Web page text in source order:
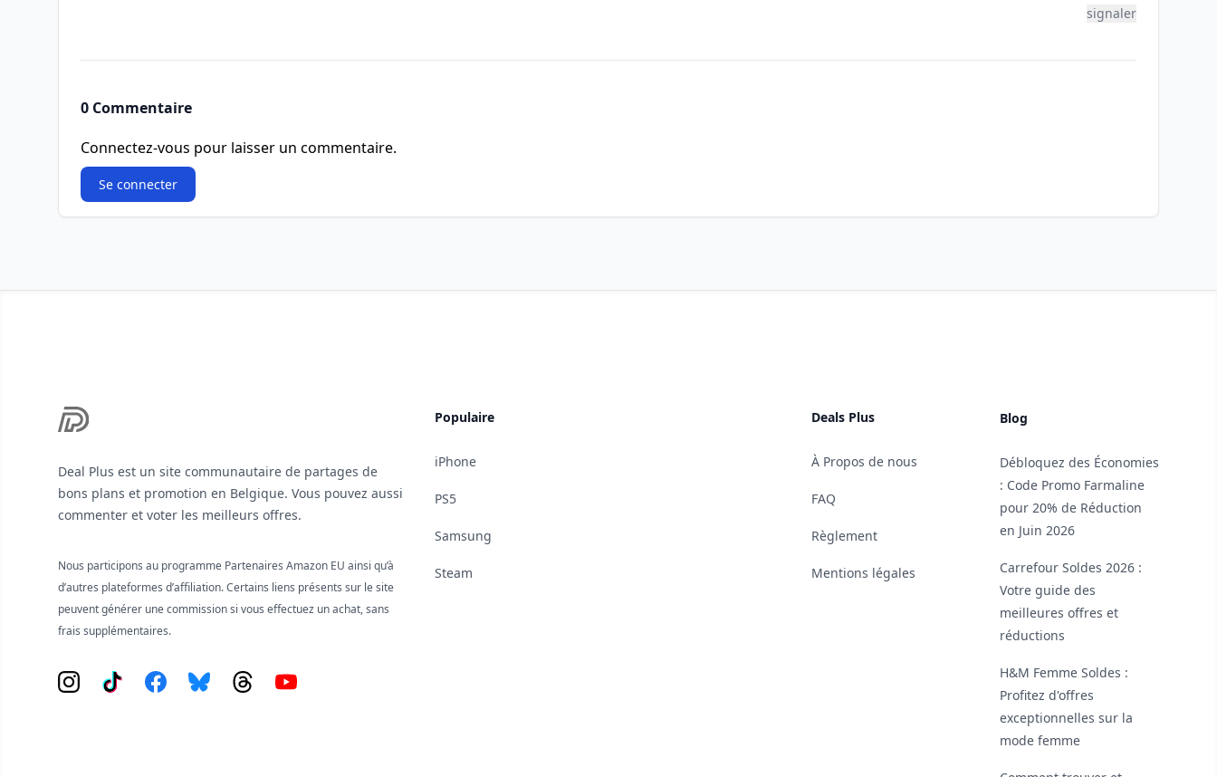
signaler
0 Commentaire
Connectez-vous pour laisser un commentaire.
Se connecter
Deal Plus est un site communautaire de partages de
bons plans et promotion en Belgique. Vous pouvez aussi
commenter et voter les meilleurs offres.
Nous participons au programme Partenaires Amazon EU ainsi qu’à
d’autres plateformes d’affiliation. Certains liens présents sur le site
peuvent générer une commission si vous effectuez un achat, sans
frais supplémentaires.
Instagram
Tiktok FacebookBlueskyThreadsYouTube
Populaire
iPhone
PS5
Samsung
Steam
Deals Plus
À Propos de nous
FAQ
Règlement
Mentions légales
Blog
Débloquez des Économies
: Code Promo Farmaline
pour 20% de Réduction
en Juin 2026
Carrefour Soldes 2026 :
Votre guide des
meilleures offres et
réductions
H&M Femme Soldes :
Profitez d'offres
exceptionnelles sur la
mode femme